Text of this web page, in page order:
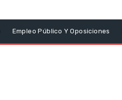
Empleo Público Y Oposiciones